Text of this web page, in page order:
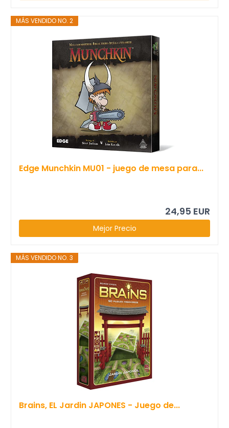
MÁS VENDIDO NO. 2
Edge Munchkin MU01 - juego de mesa para...
24,95 EUR
Mejor Precio
MÁS VENDIDO NO. 3
Brains, EL Jardin JAPONES - Juego de...